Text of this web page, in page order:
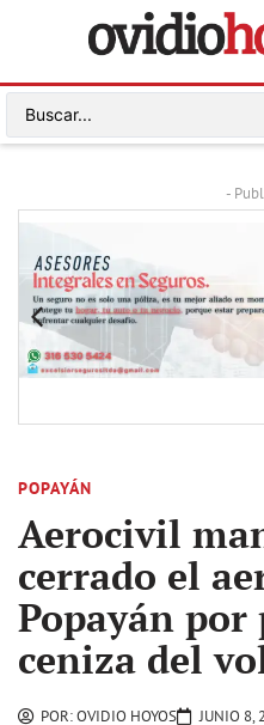
-
POPAYÁN
Aerocivil
cerrado el
Popayán por
ceniza del
POR:OVIDIO HOYOS JUNIO 8,